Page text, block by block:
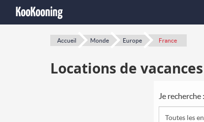
Accueil Monde Europe France
Locations de
Je recherche :
Toutes les